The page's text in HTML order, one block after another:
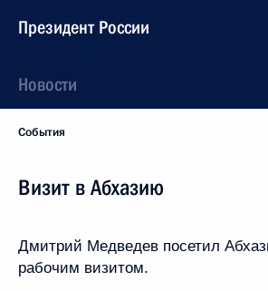
Президент России
Новости
События
Визит в Абхазию
Дмитрий Медведев посетил
рабочим визитом.